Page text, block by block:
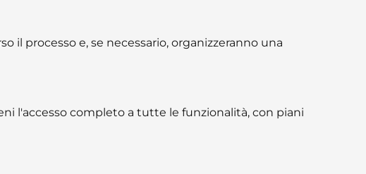
il processo e, se necessario, organizzeranno una
l'accesso completo a tutte le funzionalità, con piani